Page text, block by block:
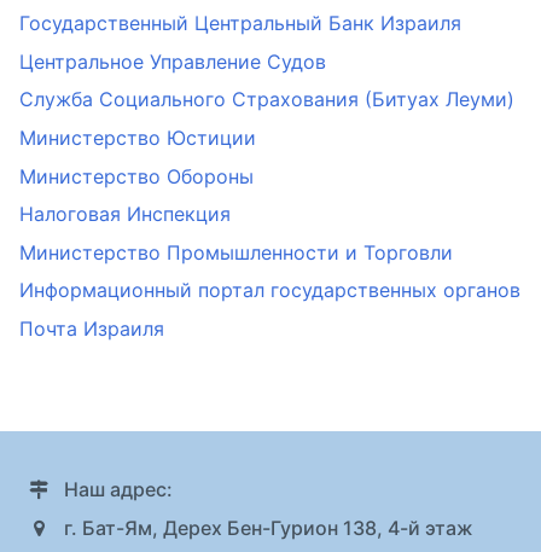
Государственный Центральный Банк Израиля
Центральное Управление Судов
Служба Социального Страхования (Битуах Леуми)
Министерство Юстиции
Министерство Обороны
Налоговая Инспекция
Министерство Промышленности и Торговли
Информационный портал государственных органов
Почта Израиля
Наш адрес:
г. Бат-Ям, Дерех Бен-Гурион 138, 4-й этаж